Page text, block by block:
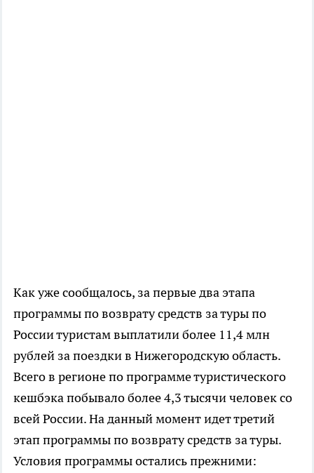
Как уже сообщалось, за первые два этапа
программы по возврату средств за туры по
России туристам выплатили более 11,4 млн
рублей за поездки в Нижегородскую область.
Всего в регионе по программе туристического
кешбэка побывало более 4,3 тысячи человек со
всей России. На данный момент идет третий
этап программы по возврату средств за туры.
Условия программы остались прежними: